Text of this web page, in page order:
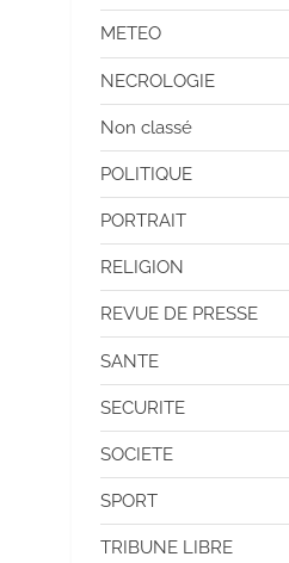
METEO
NECROLOGIE
Non classé
POLITIQUE
PORTRAIT
RELIGION
REVUE DE PRESSE
SANTE
SECURITE
SOCIETE
SPORT
TRIBUNE LIBRE